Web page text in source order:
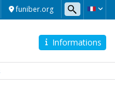
funiber.org
Informations